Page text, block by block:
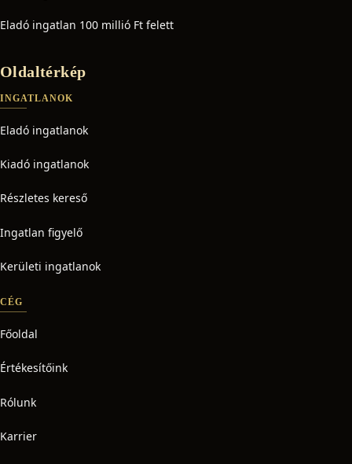
Eladó ingatlan 100 millió Ft felett
Oldaltérkép
INGATLANOK
Eladó ingatlanok
Kiadó ingatlanok
Részletes kereső
Ingatlan figyelő
Kerületi ingatlanok
CÉG
Főoldal
Értékesítőink
Rólunk
Karrier